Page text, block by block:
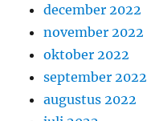
december 2022
november 2022
oktober 2022
september 2022
augustus 2022